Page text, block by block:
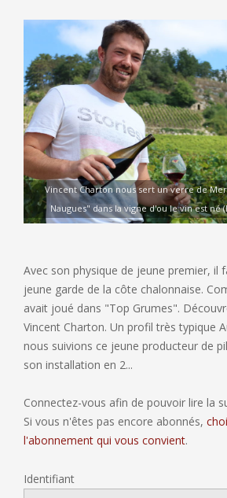
Vincent Charton nous sert un verre de
Naugues" dans la vigne d'ou le vin est né
Avec son physique de jeune premier, il
jeune garde de la côte chalonnaise.
avait joué dans "Top Grumes".
Vincent Charton. Un profil très typique
nous suivions ce jeune producteur de
son installation en 2...
Connectez-vous afin de pouvoir lire la
Si vous n'êtes pas encore abonnés,
l'abonnement qui vous convient.
Identifiant